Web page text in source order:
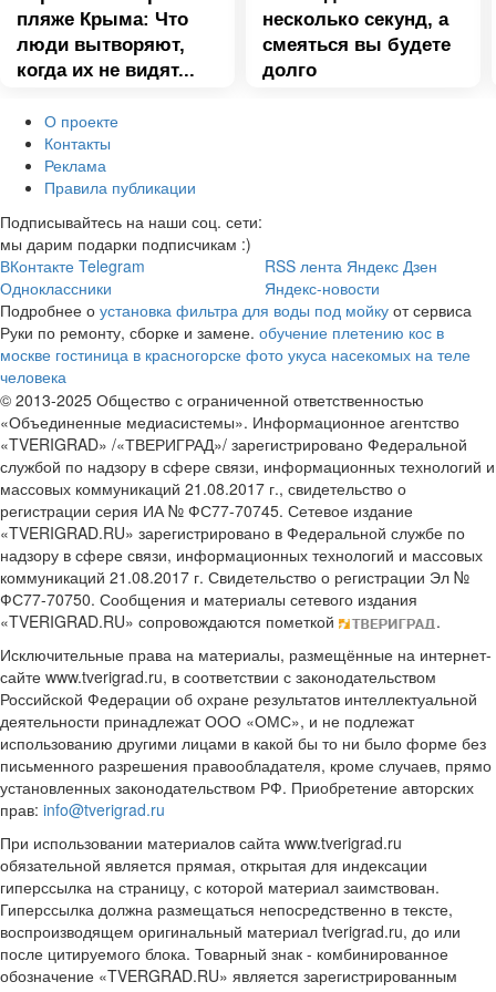
пляже Крыма: Что
люди вытворяют,
когда их не видят...
несколько секунд, а
смеяться вы будете
долго
О проекте
Контакты
Реклама
Правила публикации
Подписывайтесь на наши соц. сети:
мы дарим подарки подписчикам :)
ВКонтакте Telegram
Одноклассники
RSS лента Яндекс Дзен
Яндекс-новости
Подробнее о установка фильтра для воды под мойку от сервиса
Руки по ремонту, сборке и замене. обучение плетению кос в
москве гостиница в красногорске фото укуса насекомых на теле
человека
© 2013-2025 Общество с ограниченной ответственностью
«Объединенные медиасистемы». Информационное агентство
«TVERIGRAD» /«ТВЕРИГРАД»/ зарегистрировано Федеральной
службой по надзору в сфере связи, информационных технологий и
массовых коммуникаций 21.08.2017 г., свидетельство о
регистрации серия ИА № ФС77-70745. Сетевое издание
«TVERIGRAD.RU» зарегистрировано в Федеральной службе по
надзору в сфере связи, информационных технологий и массовых
коммуникаций 21.08.2017 г. Свидетельство о регистрации Эл №
ФС77-70750. Сообщения и материалы сетевого издания
«TVERIGRAD.RU» сопровождаются пометкой
.
Исключительные права на материалы, размещённые на интернет-
сайте www.tverigrad.ru, в соответствии с законодательством
Российской Федерации об охране результатов интеллектуальной
деятельности принадлежат ООО «ОМС», и не подлежат
использованию другими лицами в какой бы то ни было форме без
письменного разрешения правообладателя, кроме случаев, прямо
установленных законодательством РФ. Приобретение авторских
прав: info@tverigrad.ru
При использовании материалов сайта www.tverigrad.ru
обязательной является прямая, открытая для индексации
гиперссылка на страницу, с которой материал заимствован.
Гиперссылка должна размещаться непосредственно в тексте,
воспроизводящем оригинальный материал tverigrad.ru, до или
после цитируемого блока. Товарный знак - комбинированное
обозначение «TVERGRAD.RU» является зарегистрированным